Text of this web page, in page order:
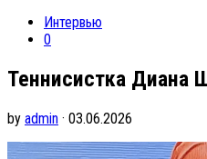
Интервью
0
Теннисистка Диана
by admin · 03.06.2026